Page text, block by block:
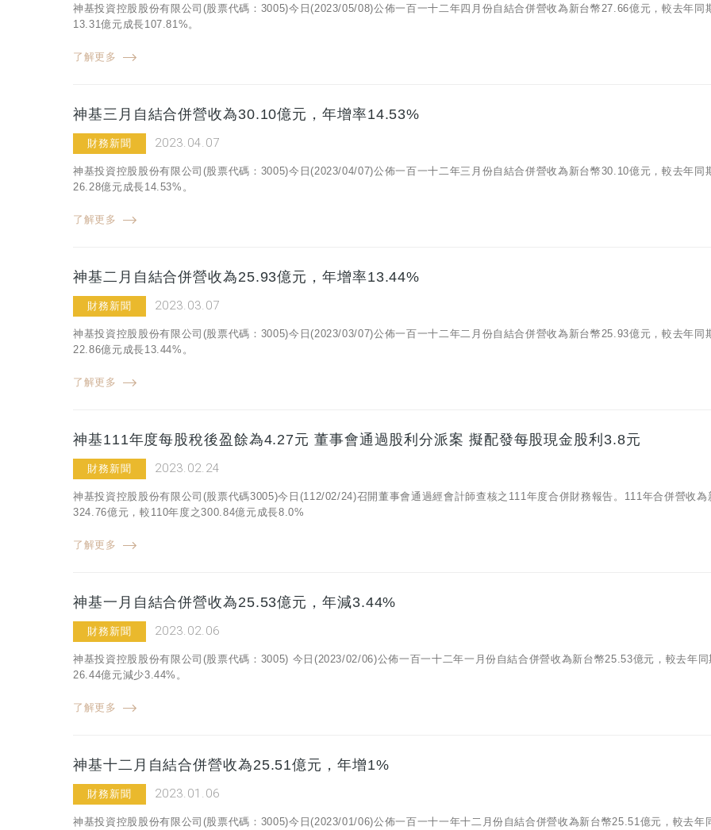
神基投資控股股份有限公司(股票代碼：3005)今日(2023/05/08)公佈一百一十二年四月份自結合併營收為新台幣27.66億元，較去年同
13.31億元成長107.81%。
了解更多
神基三月自結合併營收為30.10億元，年增率14.53%
財務新聞 2023.04.07
神基投資控股股份有限公司(股票代碼：3005)今日(2023/04/07)公佈一百一十二年三月份自結合併營收為新台幣30.10億元，較去年同
26.28億元成長14.53%。
了解更多
神基二月自結合併營收為25.93億元，年增率13.44%
財務新聞 2023.03.07
神基投資控股股份有限公司(股票代碼：3005)今日(2023/03/07)公佈一百一十二年二月份自結合併營收為新台幣25.93億元，較去年同
22.86億元成長13.44%。
了解更多
神基111年度每股稅後盈餘為4.27元 董事會通過股利分派案 擬配發每股現金股利3.8元
財務新聞 2023.02.24
神基投資控股股份有限公司(股票代碼3005)今日(112/02/24)召開董事會通過經會計師查核之111年度合併財務報告。111年合併營收為
324.76億元，較110年度之300.84億元成長8.0%
了解更多
神基一月自結合併營收為25.53億元，年減3.44%
財務新聞 2023.02.06
神基投資控股股份有限公司(股票代碼：3005) 今日(2023/02/06)公佈一百一十二年一月份自結合併營收為新台幣25.53億元，較去年同
26.44億元減少3.44%。
了解更多
神基十二月自結合併營收為25.51億元，年增1%
財務新聞 2023.01.06
神基投資控股股份有限公司(股票代碼：3005)今日(2023/01/06)公佈一百一十一年十二月份自結合併營收為新台幣25.51億元，較去年